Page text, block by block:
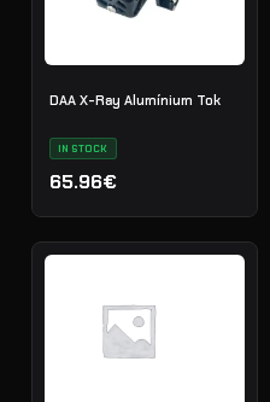
DAA X-Ray Alumínium Tok
IN STOCK
65.96€